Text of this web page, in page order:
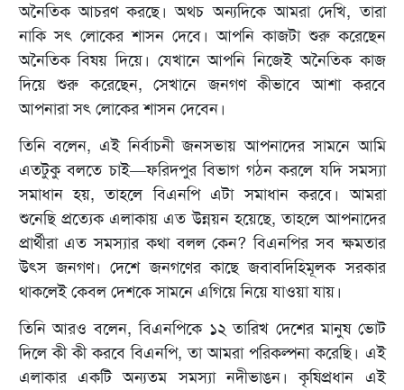
অনৈতিক আচরণ করছে। অথচ অন্যদিকে আমরা দেখি, তারা
নাকি সৎ লোকের শাসন দেবে। আপনি কাজটা শুরু করেছেন
অনৈতিক বিষয় দিয়ে। যেখানে আপনি নিজেই অনৈতিক কাজ
দিয়ে শুরু করেছেন, সেখানে জনগণ কীভাবে আশা করবে
আপনারা সৎ লোকের শাসন দেবেন।
তিনি বলেন, এই নির্বাচনী জনসভায় আপনাদের সামনে আমি
এতটুকু বলতে চাই—ফরিদপুর বিভাগ গঠন করলে যদি সমস্যা
সমাধান হয়, তাহলে বিএনপি এটা সমাধান করবে। আমরা
শুনেছি প্রত্যেক এলাকায় এত উন্নয়ন হয়েছে, তাহলে আপনাদের
প্রার্থীরা এত সমস্যার কথা বলল কেন? বিএনপির সব ক্ষমতার
উৎস জনগণ। দেশে জনগণের কাছে জবাবদিহিমূলক সরকার
থাকলেই কেবল দেশকে সামনে এগিয়ে নিয়ে যাওয়া যায়।
তিনি আরও বলেন, বিএনপিকে ১২ তারিখ দেশের মানুষ ভোট
দিলে কী কী করবে বিএনপি, তা আমরা পরিকল্পনা করেছি। এই
এলাকার একটি অন্যতম সমস্যা নদীভাঙন। কৃষিপ্রধান এই